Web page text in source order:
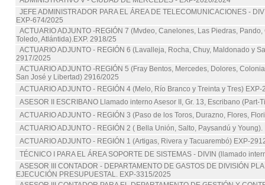
JEFE ADMINISTRADOR PARA EL ÁREA DE TELECOMUNICACIONES -
EXP-674/2025
ACTUARIO ADJUNTO -REGIÓN 7 (Mvdeo, Canelones, Las Piedras,
Toledo, Atlántida).EXP. 2918/25
ACTUARIO ADJUNTO - REGIÓN 6 (Lavalleja, Rocha, Chuy, Maldonado y
2917/2025
ACTUARIO ADJUNTO -REGIÓN 5 (Fray Bentos, Mercedes, Dolores,
San José y Libertad) 2916/2025
ACTUARIO ADJUNTO - REGIÓN 4 (Melo, Río Branco y Treinta y Tres)
ASESOR II ESCRIBANO Llamado interno Asesor II, Gr. 13, Escribano (Part-
ACTUARIO ADJUNTO - REGIÓN 3 (Paso de los Toros, Durazno, Flores,
ACTUARIO ADJUNTO - REGIÓN 2 ( Bella Unión, Salto, Paysandú y
ACTUARIO ADJUNTO - REGIÓN 1 (Artigas, Rivera y Tacuarembó) EXP-
TÉCNICO I PARA EL ÁREA SOPORTE DE SISTEMAS - DIVIN (llamado
ASESOR III CONTADOR - DEPARTAMENTO DE GASTOS DE DIVISIÓN
EJECUCIÓN PRESUPUESTAL. EXP-3315/2025